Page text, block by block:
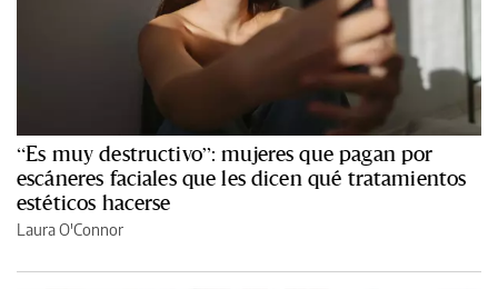
“Es muy destructivo”: mujeres que pagan por
escáneres faciales que les dicen qué tratamientos
estéticos hacerse
Laura O'Connor